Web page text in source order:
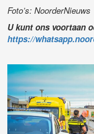
Foto’s: NoorderNieuws
U kunt ons voortaan
https://